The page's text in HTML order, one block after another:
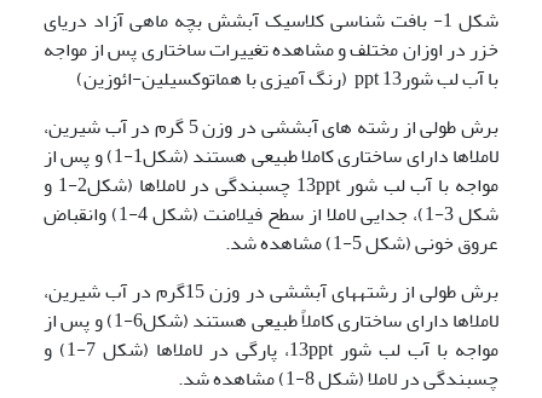
شکل 1- بافت شناسی کلاسیک آبشش بچه ماهی آزاد دریای
خزر در اوزان مختلف و مشاهده تغییرات ساختاری پس از مواجه
با آب لب شور13 ppt (رنگ آمیزی با هماتوکسیلین-ائوزین)
برش طولی از رشته های آبششی در وزن 5 گرم در آب شیرین،
لاملاها دارای ساختاری کاملا طبیعی هستند (شکل1-1) و پس از
مواجه با آب لب شور 13ppt چسبندگی در لاملاها (شکل2-1 و
شکل 3-1)، جدایی لاملا از سطح فیلامنت (شکل 4-1) وانقباض
عروق خونی (شکل 5-1) مشاهده شد.
برش طولی از رشته­های آبششی در وزن 15گرم در آب شیرین،
لاملاها دارای ساختاری کاملاً طبیعی هستند (شکل6-1) و پس از
مواجه با آب لب شور 13ppt، پارگی در لاملاها (شکل 7-1) و
چسبندگی در لاملا (شکل 8-1) مشاهده شد.